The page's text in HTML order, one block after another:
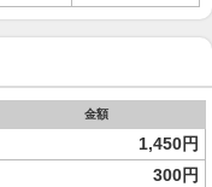
金額
1,450円
300円